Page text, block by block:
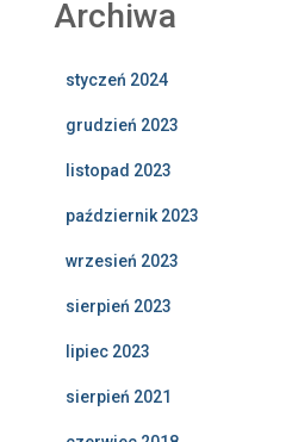
Archiwa
styczeń 2024
grudzień 2023
listopad 2023
październik 2023
wrzesień 2023
sierpień 2023
lipiec 2023
sierpień 2021